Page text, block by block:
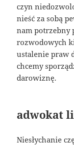
czyn
nieść za sobą
nam potrzebny
rozwodowych
ustalenie praw
chcemy
darowiznę.
adwokat
Niesłychanie